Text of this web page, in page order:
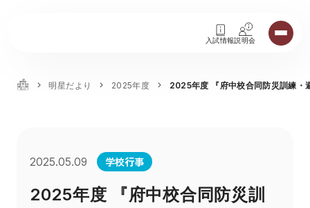
入試情報説明会
明星だより 2025年度 2025年度 『府中校合同防災訓練・
2025.05.09 学校行事
2025年度 『府中校合同防災訓